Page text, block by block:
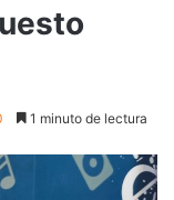
1 minuto de lectura